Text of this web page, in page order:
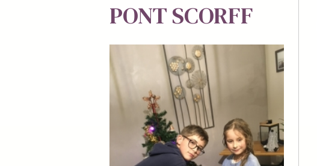
PONT SCORFF